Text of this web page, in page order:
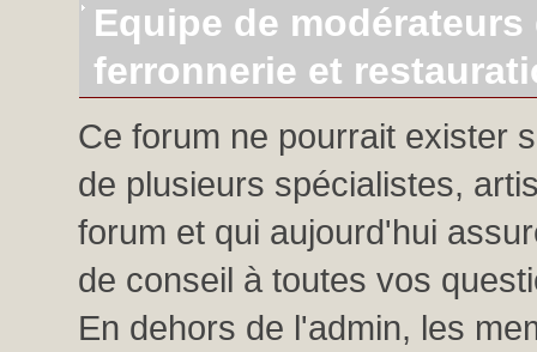
Equipe de
ferronnerie et
Ce forum ne pourrait exister
de plusieurs spécialistes,
forum et qui aujourd'hui
de conseil à toutes vos
En dehors de l'admin, les